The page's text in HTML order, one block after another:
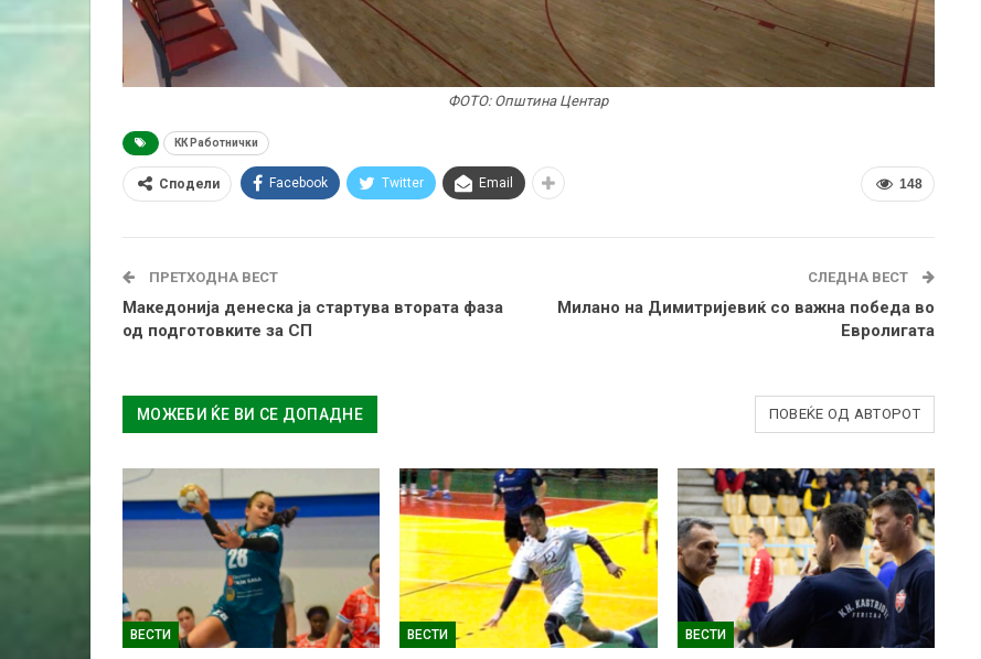
ФОТО: Општина Центар
КК Работнички
148
Сподели Facebook Twitter Email
ПРЕТХОДНА ВЕСТ
Македонија денеска ја стартува втората фаза
од подготовките за СП
СЛЕДНА ВЕСТ
Милано на Димитријевиќ со важна победа во
Евролигата
МОЖЕБИ ЌЕ ВИ СЕ ДОПАДНЕ ПОВЕЌЕ ОД АВТОРОТ
ВЕСТИ ВЕСТИ ВЕСТИ